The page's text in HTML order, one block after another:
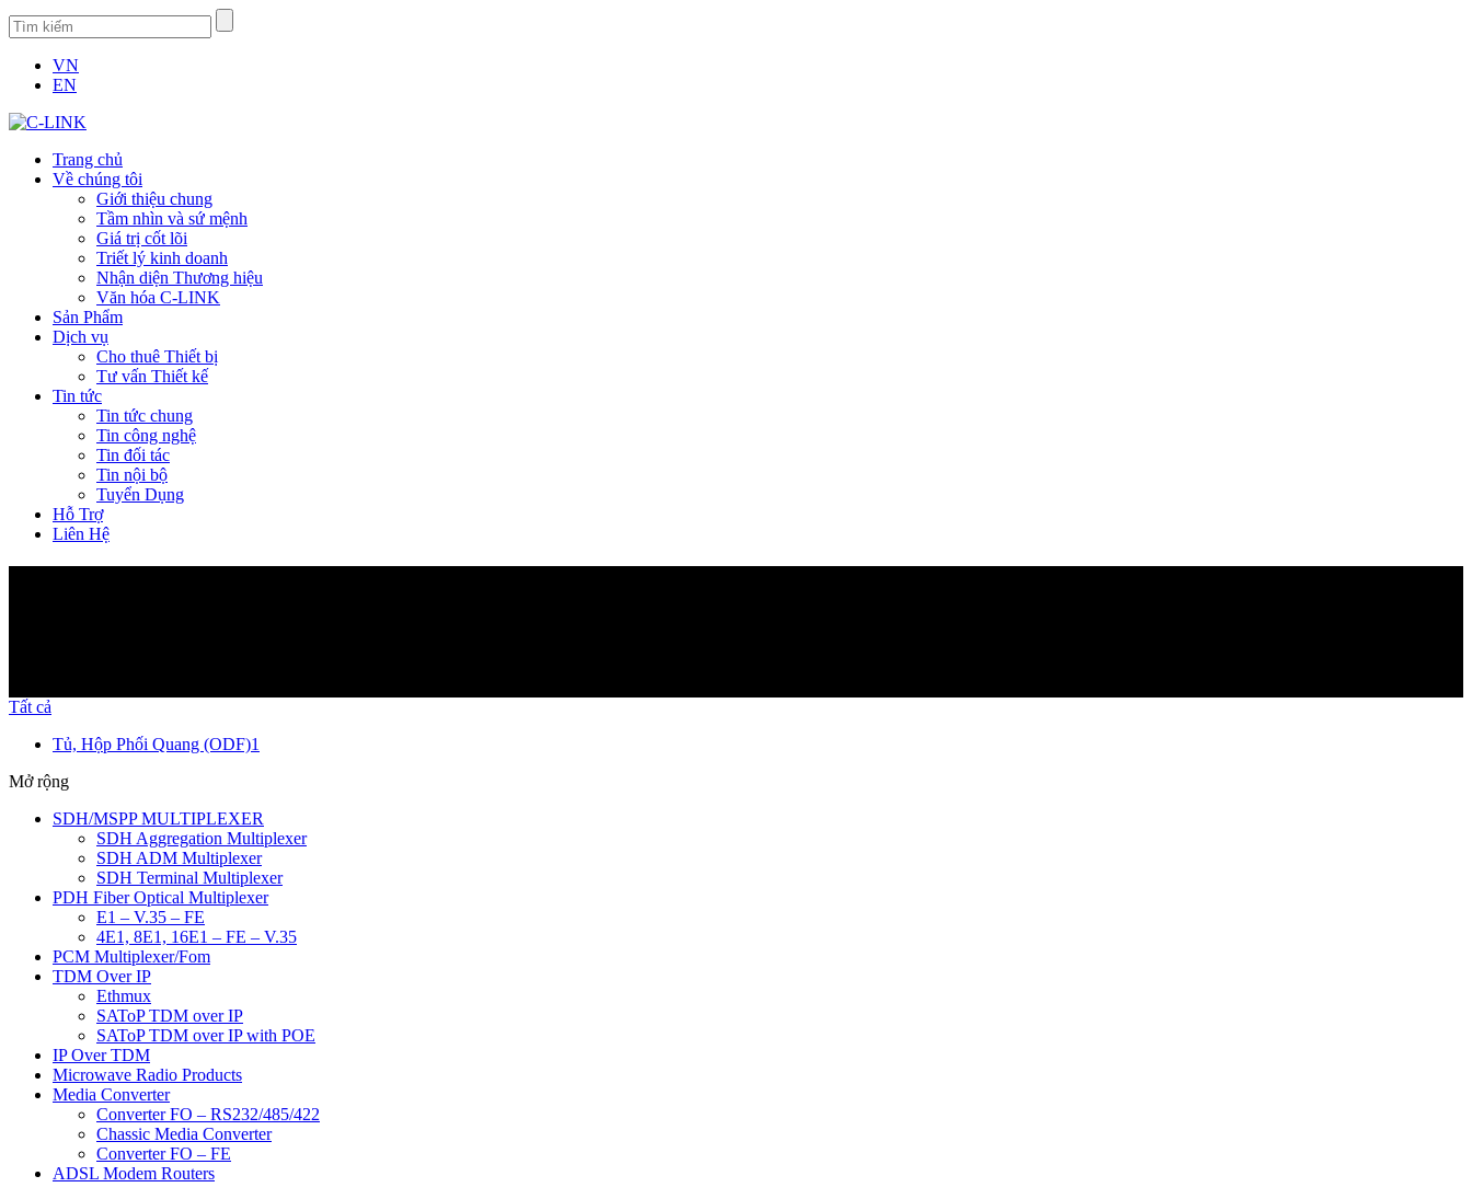
VN
EN
Trang chủ
Về chúng tôi
Giới thiệu chung
Tầm nhìn và sứ mệnh
Giá trị cốt lõi
Triết lý kinh doanh
Nhận diện Thương hiệu
Văn hóa C-LINK
Sản Phẩm
Dịch vụ
Cho thuê Thiết bị
Tư vấn Thiết kế
Tin tức
Tin tức chung
Tin công nghệ
Tin đối tác
Tin nội bộ
Tuyển Dụng
Hỗ Trợ
Liên Hệ
Tất cả
Tủ, Hộp Phối Quang (ODF)1
Mở rộng
SDH/MSPP MULTIPLEXER
SDH Aggregation Multiplexer
SDH ADM Multiplexer
SDH Terminal Multiplexer
PDH Fiber Optical Multiplexer
E1 – V.35 – FE
4E1, 8E1, 16E1 – FE – V.35
PCM Multiplexer/Fom
TDM Over IP
Ethmux
SAToP TDM over IP
SAToP TDM over IP with POE
IP Over TDM
Microwave Radio Products
Media Converter
Converter FO – RS232/485/422
Chassic Media Converter
Converter FO – FE
ADSL Modem Routers